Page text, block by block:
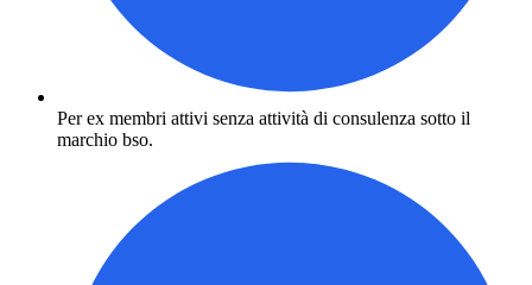
Per ex membri attivi senza attività di consulenza sotto il
marchio bso.